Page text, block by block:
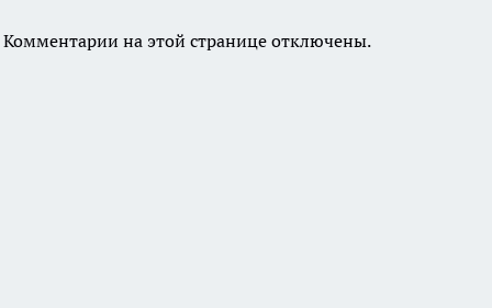
Комментарии на этой странице отключены.